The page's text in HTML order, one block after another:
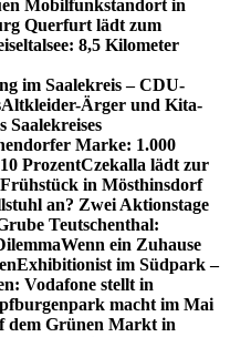
Mobilfunkstandort in
Querfurt lädt zum
8,5 Kilometer
im Saalekreis – CDU-
Altkleider-Ärger und Kita-
Saalekreises
Marke: 1.000
ProzentCzekalla lädt zur
in Mösthinsdorf
an? Zwei Aktionstage
Teutschenthal:
Wenn ein Zuhause
Exhibitionist im Südpark –
Vodafone stellt in
macht im Mai
dem Grünen Markt in